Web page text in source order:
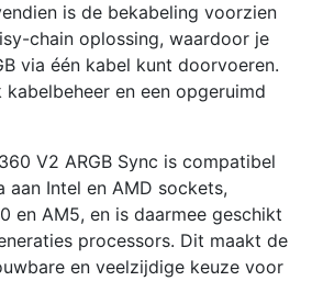
is de bekabeling voorzien
chain oplossing, waardoor je
via één kabel kunt doorvoeren.
en een opgeruimd
V2 ARGB Sync is compatibel
aan Intel en AMD sockets,
en AM5, en is daarmee geschikt
processors. Dit maakt de
en veelzijdige keuze voor